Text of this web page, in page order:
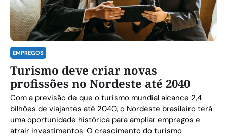
EMPREGOS
Turismo deve criar novas
profissões no Nordeste até 2040
Com a previsão de que o turismo mundial alcance 2,4
bilhões de viajantes até 2040, o Nordeste brasileiro terá
uma oportunidade histórica para ampliar empregos e
atrair investimentos. O crescimento do turismo